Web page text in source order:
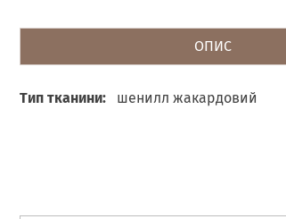
ОПИС
Тип тканини: шенилл жакардовий